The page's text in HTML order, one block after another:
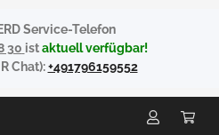
Service-Telefon
30 istaktuell verfügbar!
Chat):+491796159552